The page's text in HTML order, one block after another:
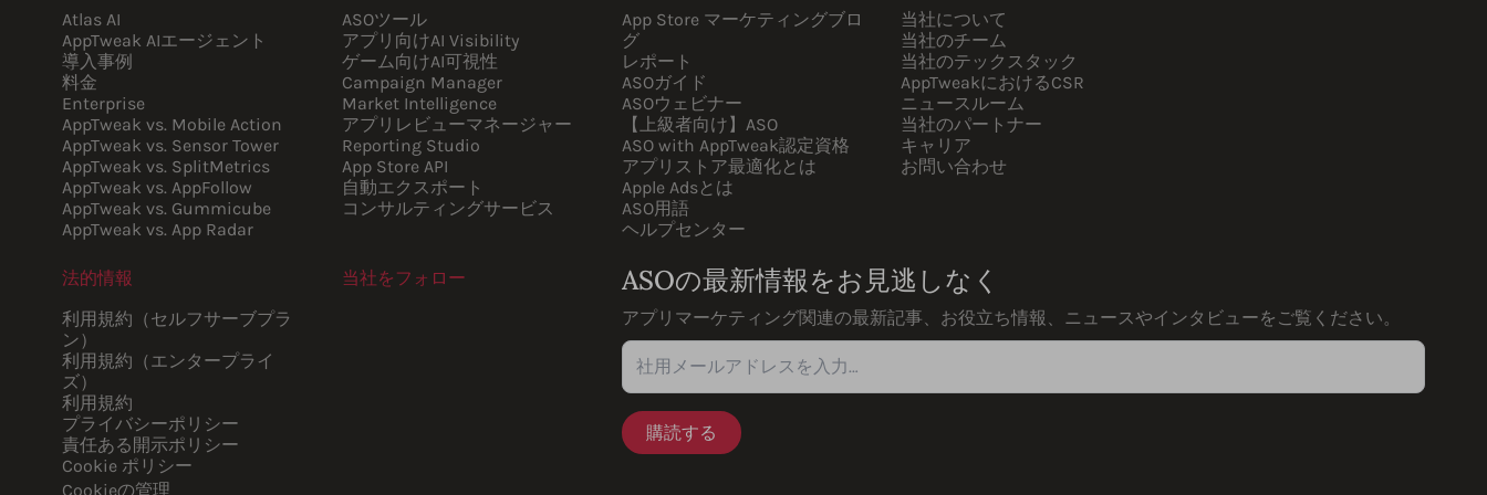
Atlas AI
AppTweak AIエージェント
導入事例
料金
Enterprise
AppTweak vs. Mobile Action
AppTweak vs. Sensor Tower
AppTweak vs. SplitMetrics
AppTweak vs. AppFollow
AppTweak vs. Gummicube
AppTweak vs. App Radar
ASOツール
アプリ向けAI Visibility
ゲーム向けAI可視性
Campaign Manager
Market Intelligence
アプリレビューマネージャー
Reporting Studio
App Store API
自動エクスポート
コンサルティングサービス
App Store マーケティングブロ
グ
レポート
ASOガイド
ASOウェビナー
【上級者向け】ASO
ASO with AppTweak認定資格
アプリストア最適化とは
Apple Adsとは
ASO用語
ヘルプセンター
当社について
当社のチーム
当社のテックスタック
AppTweakにおけるCSR
ニュースルーム
当社のパートナー
キャリア
お問い合わせ
法的情報
利用規約（セルフサーブプラ
ン）
利用規約（エンタープライ
ズ）
利用規約
プライバシーポリシー
責任ある開示ポリシー
Cookie ポリシー
Cookieの管理
当社をフォロー
ASOの最新情報をお見逃しなく
アプリマーケティング関連の最新記事、お役立ち情報、ニュースやインタビューをご覧ください。
社用メールアドレスを入力…